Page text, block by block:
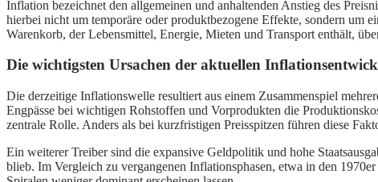
Inflation bezeichnet den allgemeinen und anhaltenden Anstieg des
hierbei nicht um temporäre oder produktbezogene Effekte, sondern um
Warenkorb, der Lebensmittel, Energie, Mieten und Transport enthält,
Die wichtigsten Ursachen der aktuellen
Die derzeitige Inflationswelle resultiert aus einem Zusammenspiel
Engpässe bei wichtigen Rohstoffen und Vorprodukten die
zentrale Rolle. Anders als bei kurzfristigen Preisspitzen führen diese
Ein weiterer Treiber sind die expansive Geldpolitik und hohe
blieb. Im Vergleich zu vergangenen Inflationsphasen, etwa in den